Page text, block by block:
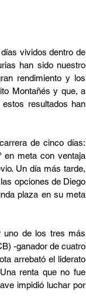
vividos dentro de
han sido nuestro
rendimiento y los
Montañés y que, a
resultados han
de cinco días:
en meta con ventaja
Un día más tarde,
opciones de Diego
plaza en su meta
uno de los tres más
-ganador de cuatro
arrebató el liderato
renta que no fue
impidió luchar por